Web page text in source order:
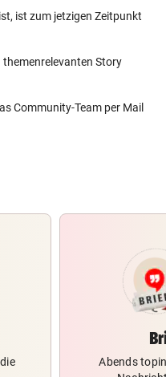
ist zum jetzigen Zeitpunkt
themenrelevanten Story
Community-Team per Mail
Abends